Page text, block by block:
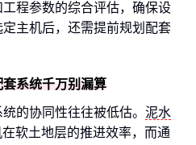
程参数的综合评估，确保设
主机后，还需提前规划配套
系统千万别漏算
的协同性往往被低估。 泥水
软土地层的推进效率，而通